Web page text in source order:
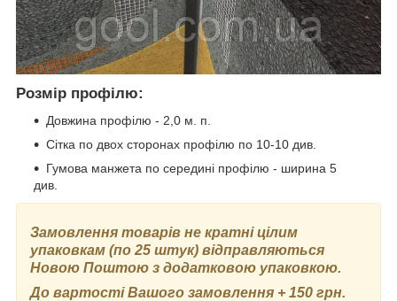
Розмір профілю:
Довжина профілю - 2,0 м. п.
Сітка по двох сторонах профілю по 10-10 див.
Гумова манжета по середині профілю - ширина 5
див.
Замовлення товарів не кратні цілим
упаковкам (по 25 штук) відправляються
Новою Поштою з додатковою упаковкою.
До вартості Вашого замовлення + 150 грн.